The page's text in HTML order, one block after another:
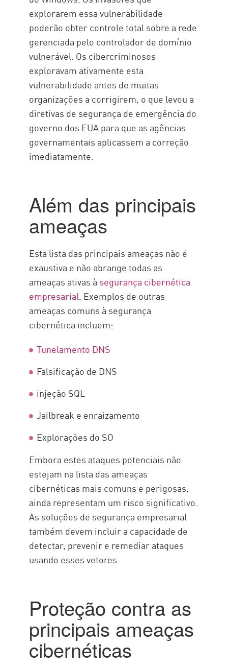
explorarem essa vulnerabilidade
poderão obter controle total sobre a rede
gerenciada pelo controlador de domínio
vulnerável. Os cibercriminosos
exploravam ativamente esta
vulnerabilidade antes de muitas
organizações a corrigirem, o que levou a
diretivas de segurança de emergência do
governo dos EUA para que as agências
governamentais aplicassem a correção
imediatamente.
Além das principais
ameaças
Esta lista das principais ameaças não é
exaustiva e não abrange todas as
ameaças ativas à segurança cibernética
empresarial. Exemplos de outras
ameaças comuns à segurança
cibernética incluem:
Tunelamento DNS
Falsificação de DNS
injeção SQL
Jailbreak e enraizamento
Explorações do SO
Embora estes ataques potenciais não
estejam na lista das ameaças
cibernéticas mais comuns e perigosas,
ainda representam um risco significativo.
As soluções de segurança empresarial
também devem incluir a capacidade de
detectar, prevenir e remediar ataques
usando esses vetores.
Proteção contra as
principais ameaças
cibernéticas